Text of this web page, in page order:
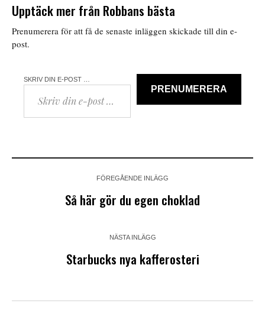
Upptäck mer från Robbans bästa
Prenumerera för att få de senaste inläggen skickade till din e-
post.
SKRIV DIN E-POST …
PRENUMERERA
FÖREGÅENDE INLÄGG
Så här gör du egen choklad
NÄSTA INLÄGG
Starbucks nya kafferosteri